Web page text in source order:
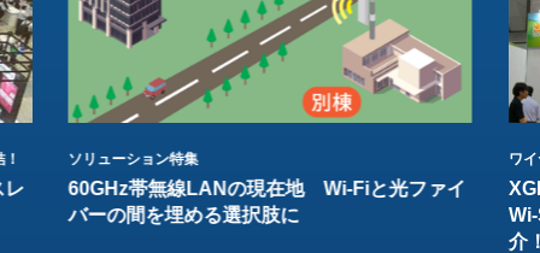
レ
ソリューション特集
60GHz帯無線LANの現在地 Wi-Fiと光ファイ
バーの間を埋める選択肢に
ワ
介